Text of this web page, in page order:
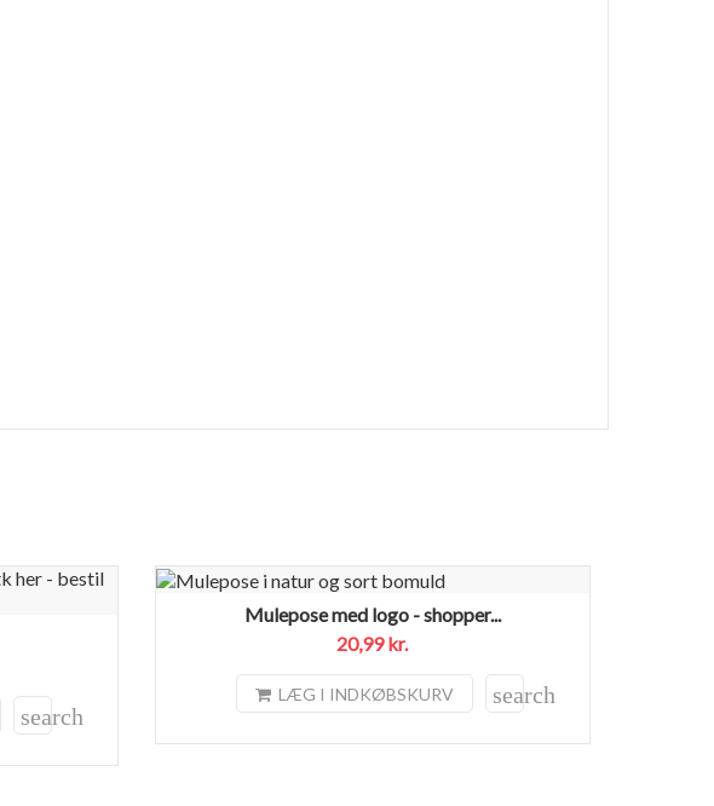
search
Mulepose med logo - shopper...
20,99 kr.
LÆG I INDKØBSKURV search